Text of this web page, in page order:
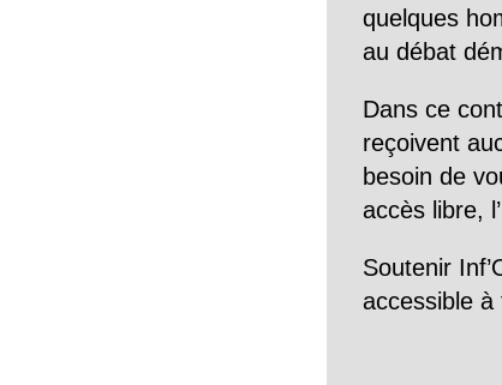
quelques
au débat
Dans ce
reçoivent
besoin de
accès libre,
Soutenir
accessible